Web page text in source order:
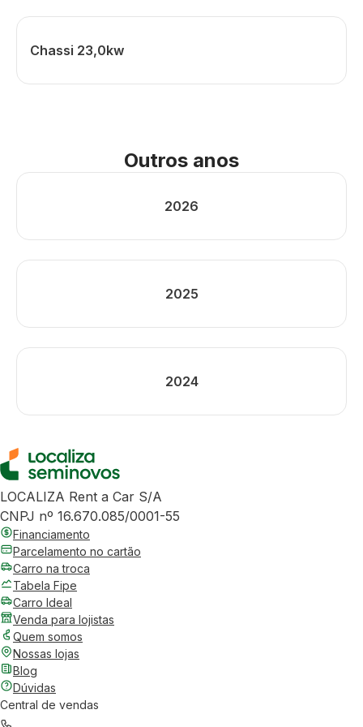
Chassi 23,0kw
Outros anos
2026
2025
2024
LOCALIZA Rent a Car S/A
CNPJ nº 16.670.085/0001-55
Financiamento
Parcelamento no cartão
Carro na troca
Tabela Fipe
Carro Ideal
Venda para lojistas
Quem somos
Nossas lojas
Blog
Dúvidas
Central de vendas